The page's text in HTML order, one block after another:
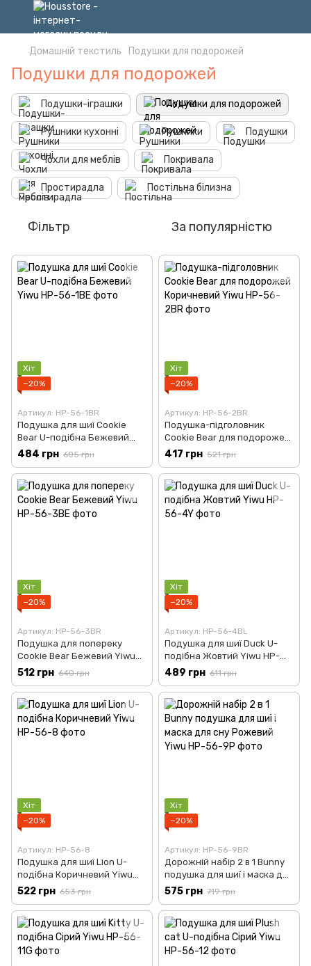
Домашній текстиль Подушки для подорожей
Подушки для подорожей
Подушки-іграшки Подушки для подорожей
Рушники кухонні Рушники Подушки
Чохли для меблів Покривала
Простирадла Постільна білизна
Фільтр За популярністю
Хіт
−20%
Артикул: HP-56-1BR
Подушка для шиї Cookie
Bear U-подібна Бежевий
Yiwu HP-56-1BE
484 грн 605 грн
Хіт
−20%
Артикул: HP-56-2BR
Подушка-підголовник
Cookie Bear для подорожей
Коричневий Yiwu HP-56-2BR
417 грн 521 грн
Хіт
−20%
Артикул: HP-56-3BR
Подушка для попереку
Cookie Bear Бежевий Yiwu
HP-56-3BE
512 грн 640 грн
Хіт
−20%
Артикул: HP-56-4BL
Подушка для шиї Duck U-
подібна Жовтий Yiwu HP-
56-4Y
489 грн 611 грн
Хіт
−20%
Артикул: HP-56-8
Подушка для шиї Lion U-
подібна Коричневий Yiwu
HP-56-8
522 грн 653 грн
Хіт
−20%
Артикул: HP-56-9BR
Дорожній набір 2 в 1 Bunny
подушка для шиї і маска для
сну Рожевий Yiwu HP-56-9P
575 грн 719 грн